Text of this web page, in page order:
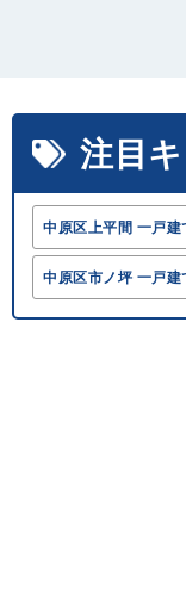
注目
中原区上平間 一戸建
中原区市ノ坪 一戸建